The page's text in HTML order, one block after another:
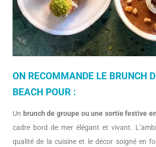
ON RECOMMANDE LE BRUNCH
BEACH POUR :
Un brunch de groupe ou une sortie festive
cadre bord de mer élégant et vivant.
qualité de la cuisine et le décor soigné en